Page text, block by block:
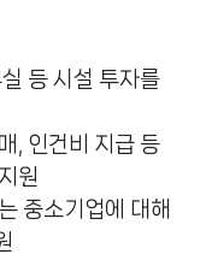
등 시설 투자를
, 인건비 지급 등
원
중소기업에 대해